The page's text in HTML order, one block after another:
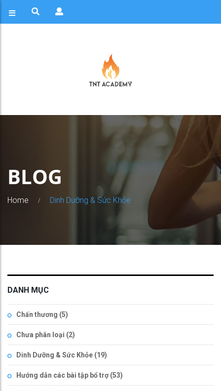
BLOG
Home Dinh Dưỡng & Sức Khỏe
DANH MỤC
Chấn thương (5)
Chưa phân loại (2)
Dinh Dưỡng & Sức Khỏe (19)
Hướng dẫn các bài tập bổ trợ (53)